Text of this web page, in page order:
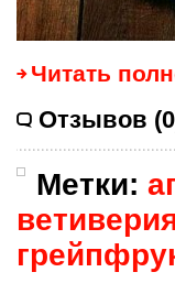
Читать
Отзывов
Метки: